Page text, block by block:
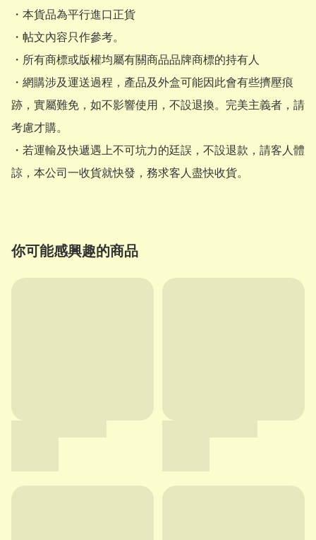
・本貨品為平行進口正貨
・帖文內容只作參考。
・所有商標或版權均屬有關商品品牌商標的持有人
・網購涉及運送過程，產品及外盒可能因此會有些擠壓痕
跡，實屬難免，如不影響使用，不設退換。完美主義者，請
考慮才購。
・若運輸及快遞遇上不可坑力的廷誤，不設退款，請客人體
諒，本公司一收貨就快發，務求客人盡快收貨。
你可能感興趣的商品